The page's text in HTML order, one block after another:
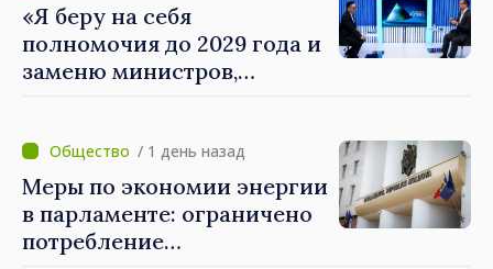
«Я беру на себя
полномочия до 2029 года и
заменю министров,
премьер-министр Василе
Тофан
/ 1 день назад
Меры по экономии энергии
в парламенте: ограничено
потребление